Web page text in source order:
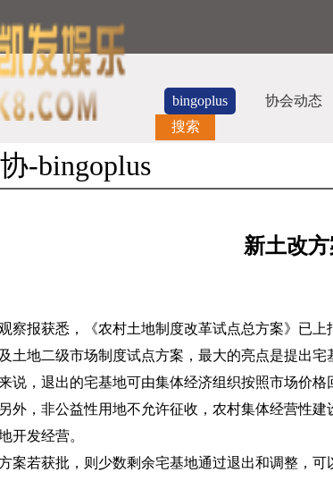
bingoplus 协会动态
搜索
-bingoplus
新土改
察报获悉，《农村土地制度改革试点总方案》已
土地二级市场制度试点方案，最大的亮点是提出宅
说，退出的宅基地可由集体经济组织按照市场价
外，非公益性用地不允许征收，农村集体经营性
开发经营。
方案若获批，则少数剩余宅基地通过退出和调整，